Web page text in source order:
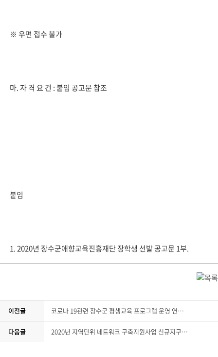
※ 우편 접수 불가
마. 자 격 요 건 : 붙임 공고문 참조
붙임
1. 2020년 장수군애향교육진흥재단 장학생 선발 공고문 1부.
이전글 코로나 19관련 장수군 평생교육 프로그램 운영 연기 안내
다음글 2020년 지역단위 네트워크 구축지원사업 신규지구(추가) 신청 알림